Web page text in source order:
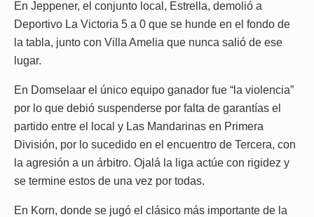
En Jeppener, el conjunto local, Estrella, demolió a
Deportivo La Victoria 5 a 0 que se hunde en el fondo de
la tabla, junto con Villa Amelia que nunca salió de ese
lugar.
En Domselaar el único equipo ganador fue “la violencia”
por lo que debió suspenderse por falta de garantías el
partido entre el local y Las Mandarinas en Primera
División, por lo sucedido en el encuentro de Tercera, con
la agresión a un árbitro. Ojalá la liga actúe con rigidez y
se termine estos de una vez por todas.
En Korn, donde se jugó el clásico más importante de la